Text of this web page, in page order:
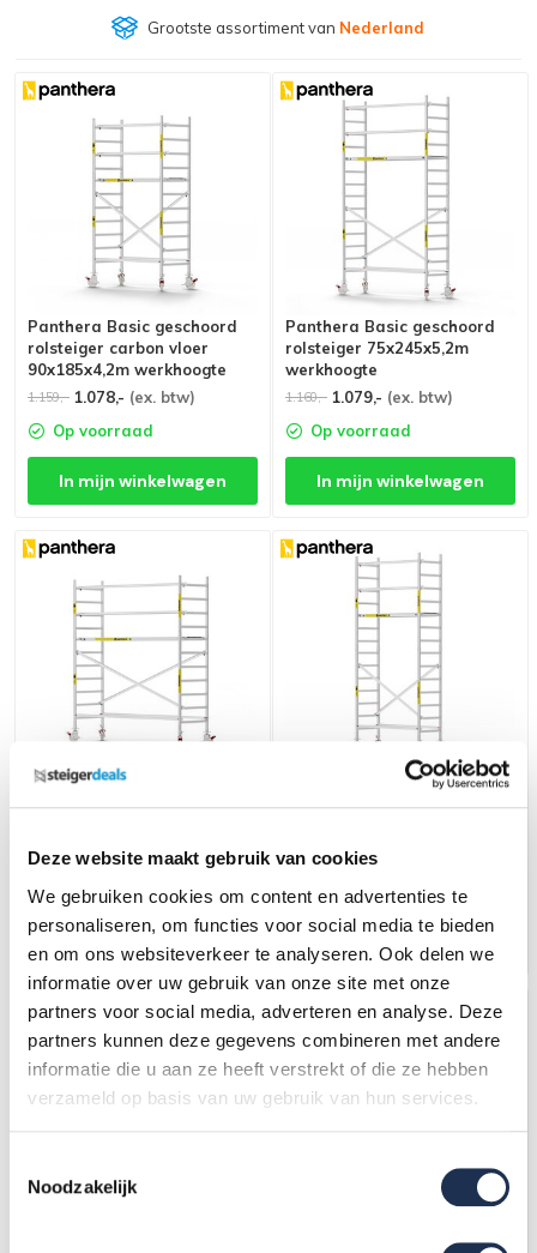
Deze website maakt gebruik van cookies
We gebruiken cookies om content en advertenties te
personaliseren, om functies voor social media te bieden
en om ons websiteverkeer te analyseren. Ook delen we
informatie over uw gebruik van onze site met onze
partners voor social media, adverteren en analyse. Deze
partners kunnen deze gegevens combineren met andere
informatie die u aan ze heeft verstrekt of die ze hebben
verzameld op basis van uw gebruik van hun services.
Noodzakelijk
Grootste assortiment van Nederland
Panthera Basic geschoord
rolsteiger carbon vloer
90x185x4,2m werkhoogte
1.159,- 1.078,- (ex. btw)
Op voorraad
In mijn winkelwagen
Panthera Basic geschoord
rolsteiger 75x245x5,2m
werkhoogte
1.160,- 1.079,- (ex. btw)
Op voorraad
In mijn winkelwagen
Panthera Basic geschoord
rolsteiger 90x305x4,2m
1.189,- 1.106,-(ex. btw)
Op voorraad
In mijn winkelwagen
Panthera Basic geschoord
rolsteiger carbon vloer
1.195,- 1.112,-
Op voorraad
In mijn winkelwagen
Panthera Basic geschoord